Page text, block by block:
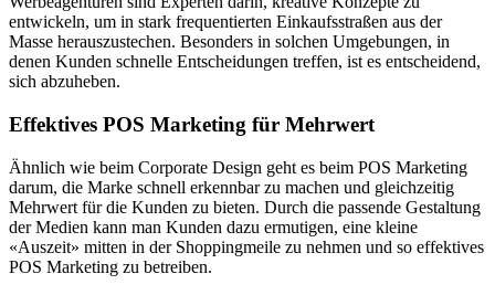
entwickeln, um in stark frequentierten Einkaufsstraßen aus der
Masse herauszustechen. Besonders in solchen Umgebungen, in
denen Kunden schnelle Entscheidungen treffen, ist es entscheidend,
sich abzuheben.
Effektives POS Marketing für Mehrwert
Ähnlich wie beim Corporate Design geht es beim POS Marketing
darum, die Marke schnell erkennbar zu machen und gleichzeitig
Mehrwert für die Kunden zu bieten. Durch die passende Gestaltung
der Medien kann man Kunden dazu ermutigen, eine kleine
«Auszeit» mitten in der Shoppingmeile zu nehmen und so effektives
POS Marketing zu betreiben.